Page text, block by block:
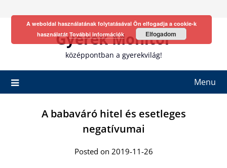
Gyerek Monitor
középpontban a gyerekvilág!
Menu
A babaváró hitel és esetleges
negatívumai
Posted on 2019-11-26
A weboldal használatának folytatásával Ön elfogadja a cookie-k
használatát További információk Elfogadom